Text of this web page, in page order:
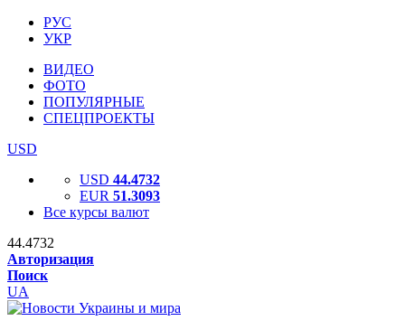
РУС
УКР
ВИДЕО
ФОТО
ПОПУЛЯРНЫЕ
СПЕЦПРОЕКТЫ
USD
USD 44.4732
EUR 51.3093
Все курсы валют
44.4732
Авторизация
Поиск
UA